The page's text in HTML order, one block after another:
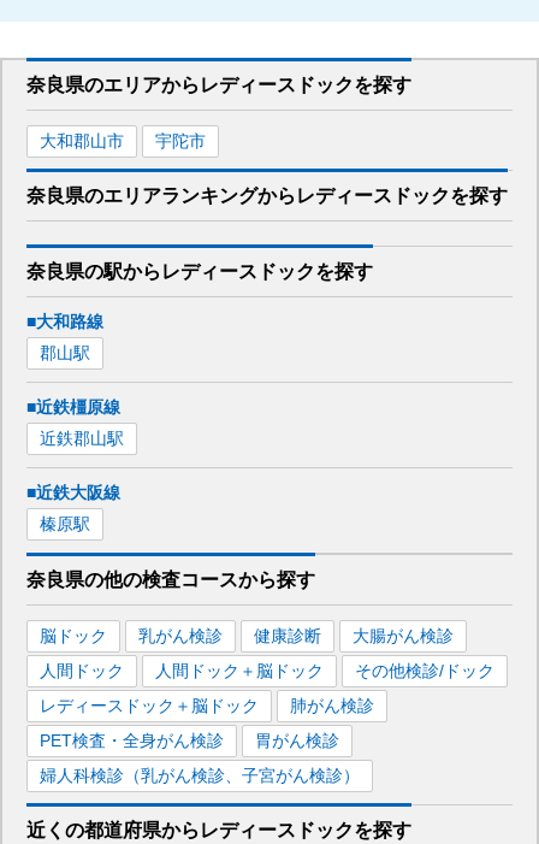
奈良県のエリアから レディースドックを探す
大和郡山市 宇陀市
奈良県のエリアランキングから レディースドックを探す
奈良県の駅から レディースドックを探す
■大和路線
郡山駅
■近鉄橿原線
近鉄郡山駅
■近鉄大阪線
榛原駅
奈良県の他の検査コースから探す
脳ドック 乳がん検診 健康診断
大腸がん検診
人間ドック
人間ドック＋脳ドック
その他検診/ドック
レディースドック＋脳ドック
肺がん検診
PET検査・全身がん検診
胃がん検診
婦人科検診（乳がん検診、子宮がん検診）
近くの都道府県から レディースドックを探す